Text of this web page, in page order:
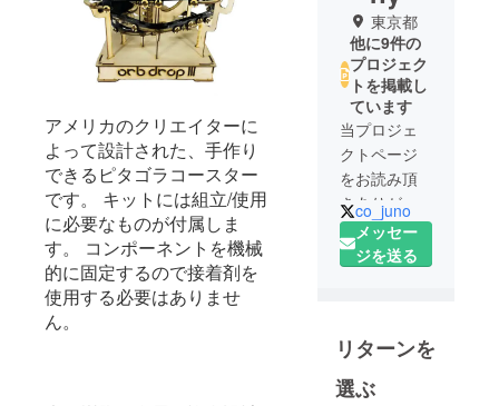
アメリカのクリエイターに
よって設計された、手作り
できるピタゴラコースター
です。 キットには組立/使用
に必要なものが付属しま
す。 コンポーネントを機械
的に固定するので接着剤を
使用する必要はありませ
ん。
東京都
他に9件の
プロジェク
トを掲載し
ています
当プロジェ
クトページ
をお読み頂
きありがと
うございま
す。
販売されて
いない想い
の込められ
co_juno
メッセー
ジを送る
リターンを
選ぶ